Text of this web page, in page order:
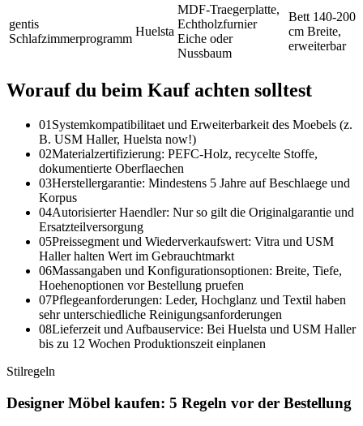
gentis
Schlafzimmerprogramm
Huelsta
MDF-Traegerplatte,
Echtholzfurnier
Eiche oder
Nussbaum
Bett 140-200
cm Breite,
erweiterbar
Worauf du beim Kauf achten solltest
01 Systemkompatibilitaet und Erweiterbarkeit des Moebels (z.
B. USM Haller, Huelsta now!)
02Materialzertifizierung: PEFC-Holz, recycelte Stoffe,
dokumentierte Oberflaechen
03Herstellergarantie: Mindestens 5 Jahre auf Beschlaege und
Korpus
04Autorisierter Haendler: Nur so gilt die Originalgarantie und
Ersatzteilversorgung
05Preissegment und Wiederverkaufswert: Vitra und USM
Haller halten Wert im Gebrauchtmarkt
06Massangaben und Konfigurationsoptionen: Breite, Tiefe,
Hoehenoptionen vor Bestellung pruefen
07Pflegeanforderungen: Leder, Hochglanz und Textil haben
sehr unterschiedliche Reinigungsanforderungen
08Lieferzeit und Aufbauservice: Bei Huelsta und USM Haller
bis zu 12 Wochen Produktionszeit einplanen
Stilregeln
Designer Möbel kaufen: 5 Regeln vor der Bestellung